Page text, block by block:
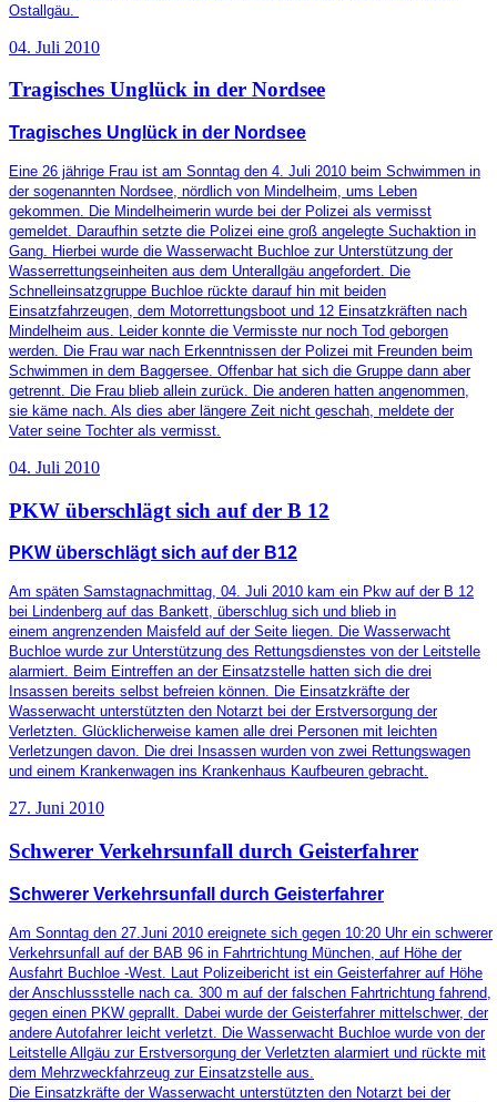
Ostallgäu.
04. Juli 2010
Tragisches Unglück in der Nordsee
Tragisches Unglück in der Nordsee
Eine 26 jährige Frau ist am Sonntag den 4. Juli 2010 beim Schwimmen in
der sogenannten Nordsee, nördlich von Mindelheim, ums Leben
gekommen. Die Mindelheimerin wurde bei der Polizei als vermisst
gemeldet. Daraufhin setzte die Polizei eine groß angelegte Suchaktion in
Gang. Hierbei wurde die Wasserwacht Buchloe zur Unterstützung der
Wasserrettungseinheiten aus dem Unterallgäu angefordert. Die
Schnelleinsatzgruppe Buchloe rückte darauf hin mit beiden
Einsatzfahrzeugen, dem Motorrettungsboot und 12 Einsatzkräften nach
Mindelheim aus. Leider konnte die Vermisste nur noch Tod geborgen
werden. Die Frau war nach Erkenntnissen der Polizei mit Freunden beim
Schwimmen in dem Baggersee. Offenbar hat sich die Gruppe dann aber
getrennt. Die Frau blieb allein zurück. Die anderen hatten angenommen,
sie käme nach. Als dies aber längere Zeit nicht geschah, meldete der
Vater seine Tochter als vermisst.
04. Juli 2010
PKW überschlägt sich auf der B 12
PKW überschlägt sich auf der B12
Am späten Samstagnachmittag, 04. Juli 2010 kam ein Pkw auf der B 12
bei Lindenberg auf das Bankett, überschlug sich und blieb in
einem angrenzenden Maisfeld auf der Seite liegen. Die Wasserwacht
Buchloe wurde zur Unterstützung des Rettungsdienstes von der Leitstelle
alarmiert. Beim Eintreffen an der Einsatzstelle hatten sich die drei
Insassen bereits selbst befreien können. Die Einsatzkräfte der
Wasserwacht unterstützten den Notarzt bei der Erstversorgung der
Verletzten. Glücklicherweise kamen alle drei Personen mit leichten
Verletzungen davon. Die drei Insassen wurden von zwei Rettungswagen
und einem Krankenwagen ins Krankenhaus Kaufbeuren gebracht.
27. Juni 2010
Schwerer Verkehrsunfall durch Geisterfahrer
Schwerer Verkehrsunfall durch Geisterfahrer
Am Sonntag den 27.Juni 2010 ereignete sich gegen 10:20 Uhr ein schwerer
Verkehrsunfall auf der BAB 96 in Fahrtrichtung München, auf Höhe der
Ausfahrt Buchloe -West. Laut Polizeibericht ist ein Geisterfahrer auf Höhe
der Anschlussstelle nach ca. 300 m auf der falschen Fahrtrichtung fahrend,
gegen einen PKW geprallt.
Dabei wurde der Geisterfahrer mittelschwer, der
andere Autofahrer leicht verletzt. Die Wasserwacht Buchloe wurde von der
Leitstelle Allgäu zur Erstversorgung der Verletzten alarmiert und rückte mit
dem Mehrzweckfahrzeug zur Einsatzstelle aus.
Die Einsatzkräfte der Wasserwacht unterstützten den Notarzt bei der